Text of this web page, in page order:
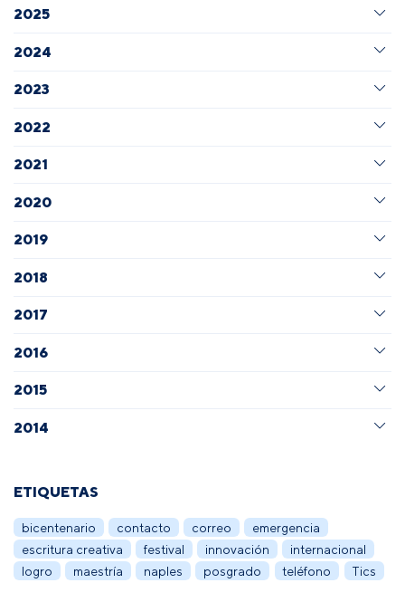
2025
2024
2023
2022
2021
2020
2019
2018
2017
2016
2015
2014
ETIQUETAS
bicentenario contacto correo
emergencia
escritura creativa
festival innovación
internacional
logro
maestría naples posgrado teléfono Tics